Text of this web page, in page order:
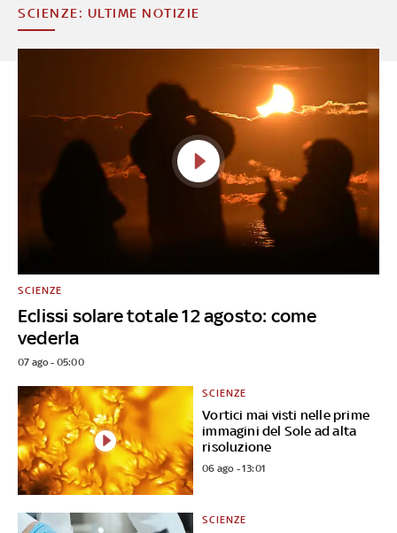
SCIENZE: ULTIME NOTIZIE
Eclissi solare totale 12 agosto: come
vederla
SCIENZE
07 ago - 05:00
Vortici mai visti nelle prime
immagini del Sole ad alta
risoluzione
SCIENZE
06 ago - 13:01
SCIENZE